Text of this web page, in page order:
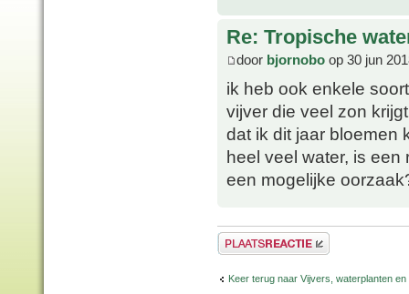
Re: Tropische
door bjornobo op 30 jun
ik heb ook enkele
vijver die veel zon
dat ik dit jaar bloemen
heel veel water, is
een mogelijke
Plaats een reactie
Keer terug naar Vijvers, waterplanten en